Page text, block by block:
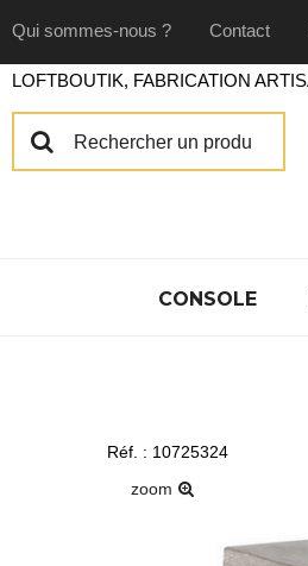
Qui sommes-nous ? Contact
CONSOLE
Réf. : 10725324
zoom
LOFTBOUTIK, FABRICATION